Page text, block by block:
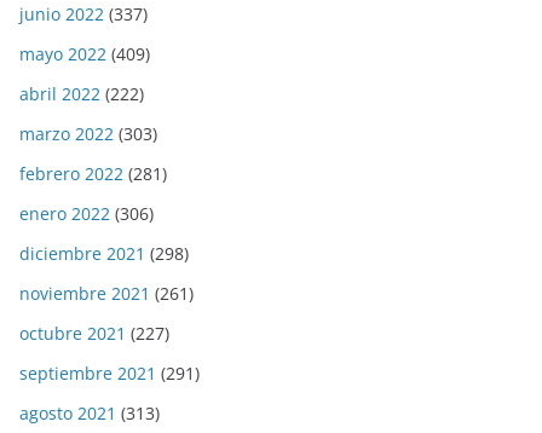
junio 2022 (337)
mayo 2022 (409)
abril 2022 (222)
marzo 2022 (303)
febrero 2022 (281)
enero 2022 (306)
diciembre 2021 (298)
noviembre 2021 (261)
octubre 2021 (227)
septiembre 2021 (291)
agosto 2021 (313)